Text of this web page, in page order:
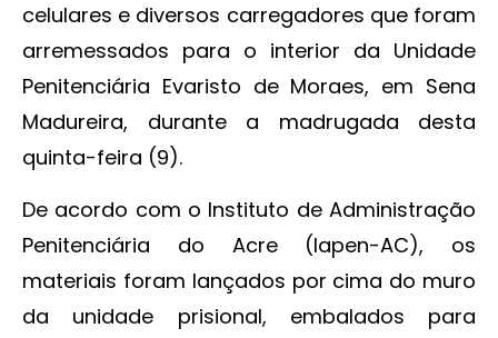
celulares e diversos carregadores que foram
arremessados para o interior da Unidade
Penitenciária Evaristo de Moraes, em Sena
Madureira, durante a madrugada desta
quinta-feira (9).
De acordo com o Instituto de Administração
Penitenciária do Acre (Iapen-AC), os
materiais foram lançados por cima do muro
da unidade prisional, embalados para